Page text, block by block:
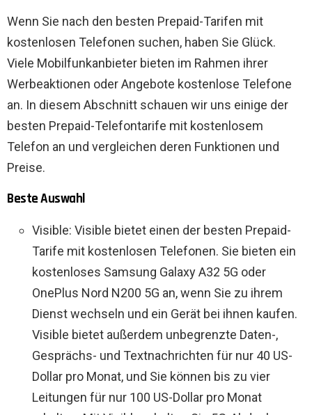
Wenn Sie nach den besten Prepaid-Tarifen mit
kostenlosen Telefonen suchen, haben Sie Glück.
Viele Mobilfunkanbieter bieten im Rahmen ihrer
Werbeaktionen oder Angebote kostenlose Telefone
an. In diesem Abschnitt schauen wir uns einige der
besten Prepaid-Telefontarife mit kostenlosem
Telefon an und vergleichen deren Funktionen und
Preise.
Beste Auswahl
Visible: Visible bietet einen der besten Prepaid-
Tarife mit kostenlosen Telefonen. Sie bieten ein
kostenloses Samsung Galaxy A32 5G oder
OnePlus Nord N200 5G an, wenn Sie zu ihrem
Dienst wechseln und ein Gerät bei ihnen kaufen.
Visible bietet außerdem unbegrenzte Daten-,
Gesprächs- und Textnachrichten für nur 40 US-
Dollar pro Monat, und Sie können bis zu vier
Leitungen für nur 100 US-Dollar pro Monat